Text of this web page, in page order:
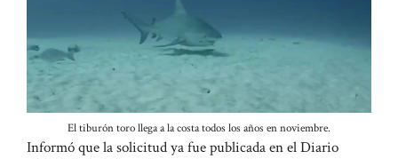
El tiburón toro llega a la costa todos los años en noviembre.
Informó que la solicitud ya fue publicada en el Diario